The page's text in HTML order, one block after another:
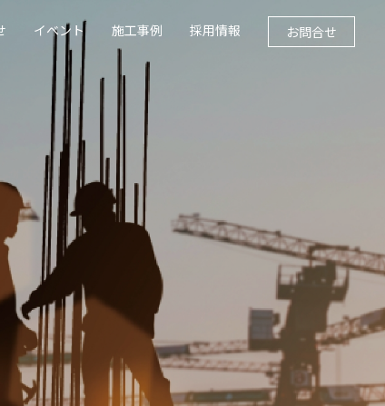
イベント 施工事例 採用情報 お問合せ